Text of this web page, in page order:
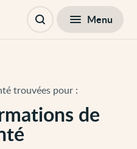
de
trouvées pour :
Ouvrir Menu
Fermer